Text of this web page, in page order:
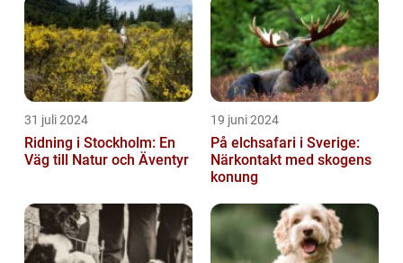
31 juli 2024
Ridning i Stockholm: En
Väg till Natur och Äventyr
19 juni 2024
På elchsafari i Sverige:
Närkontakt med skogens
konung